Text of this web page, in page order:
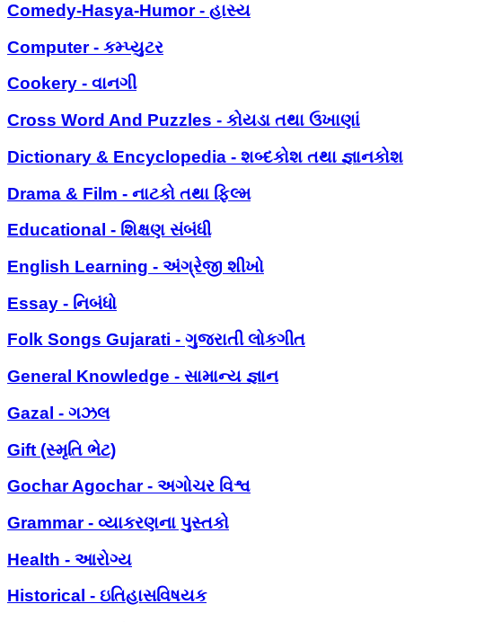
Comedy-Hasya-Humor - હાસ્ય
Computer - કમ્પ્યુટર
Cookery - વાનગી
Cross Word And Puzzles - કોયડા તથા ઉખાણાં
Dictionary & Encyclopedia - શબ્દકોશ તથા જ્ઞાનકોશ
Drama & Film - નાટકો તથા ફિલ્મ
Educational - શિક્ષણ સંબંધી
English Learning - અંગ્રેજી શીખો
Essay - નિબંધો
Folk Songs Gujarati - ગુજરાતી લોકગીત
General Knowledge - સામાન્ય જ્ઞાન
Gazal - ગઝલ
Gift (સ્મૃતિ ભેટ)
Gochar Agochar - અગોચર વિશ્વ
Grammar - વ્યાકરણના પુસ્તકો
Health - આરોગ્ય
Historical - ઇતિહાસવિષયક